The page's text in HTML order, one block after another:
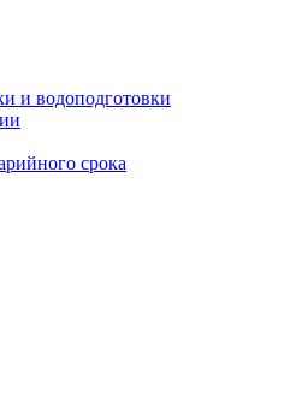
и водоподготовки
срока